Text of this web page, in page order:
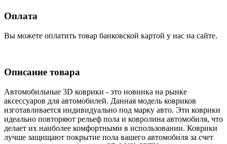
Оплата
Вы можете оплатить товар банковской картой у нас на сайте.
Описание товара
Автомобильные 3D коврики - это новинка на рынке
аксессуаров для автомобилей. Данная модель ковриков
изготавливается индивидуально под марку авто. Эти коврики
идеально повторяют рельеф пола и ковролина автомобиля, что
делает их наиболее комфортными в использовании. Коврики
лучше защищают покрытие пола вашего автомобиля за счет